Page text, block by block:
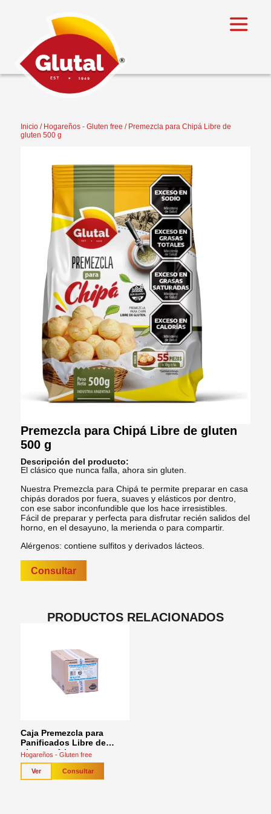
Inicio/ Hogareños - Gluten free / Premezcla para Chipá Libre de
gluten 500 g
Premezcla para Chipá Libre de gluten
500 g
Descripción del producto:
El clásico que nunca falla, ahora sin gluten.
Nuestra Premezcla para Chipá te permite preparar en casa
chipás dorados por fuera, suaves y elásticos por dentro,
con ese sabor inconfundible que los hace irresistibles.
Fácil de preparar y perfecta para disfrutar recién salidos del
horno, en el desayuno, la merienda o para compartir.
Alérgenos: contiene sulfitos y derivados lácteos.
Consultar
PRODUCTOS RELACIONADOS
Caja Premezcla para
Panificados Libre de
gluten x 1 kg
Hogareños - Gluten free
Ver Consultar